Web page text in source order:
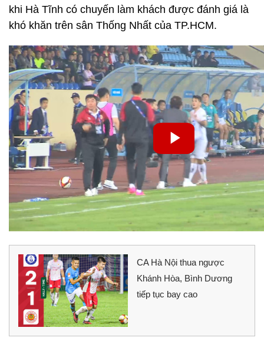
khi Hà Tĩnh có chuyến làm khách được đánh giá là
khó khăn trên sân Thống Nhất của TP.HCM.
CA Hà Nội thua ngược
Khánh Hòa, Bình Dương
tiếp tục bay cao